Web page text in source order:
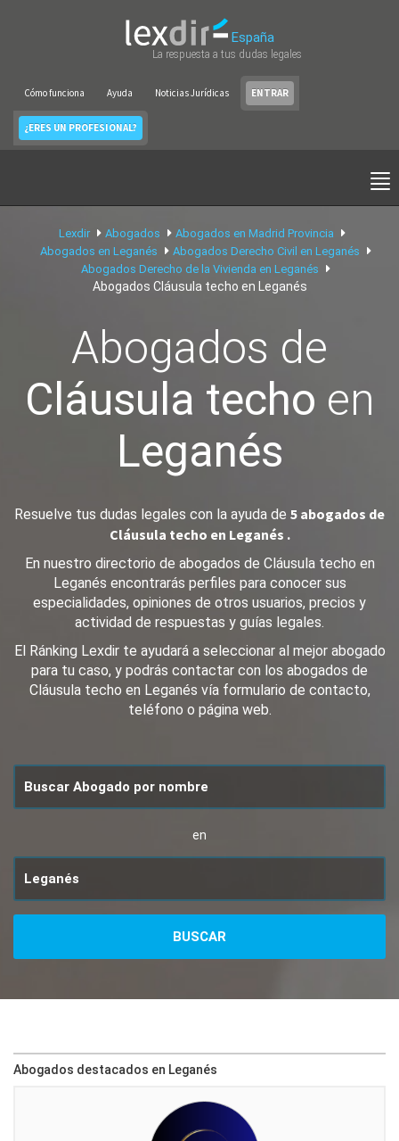
España
La respuesta a tus dudas legales
Cómo funciona Ayuda Noticias Jurídicas ENTRAR
¿ERES UN PROFESIONAL?
Lexdir Abogados
Abogados en Madrid Provincia
Abogados en Leganés
Abogados Derecho Civil en Leganés
Abogados Derecho de la Vivienda en Leganés
Abogados Cláusula techo en Leganés
Abogados de
Cláusula techo en
Leganés
Resuelve tus dudas legales con la ayuda de 5 abogados de
Cláusula techo en Leganés .
En nuestro directorio de abogados de Cláusula techo en
Leganés encontrarás perfiles para conocer sus
especialidades, opiniones de otros usuarios, precios y
actividad de respuestas y guías legales.
El Ránking Lexdir te ayudará a seleccionar al mejor abogado
para tu caso, y podrás contactar con los abogados de
Cláusula techo en Leganés vía formulario de contacto,
teléfono o página web.
en
Abogados destacados en Leganés